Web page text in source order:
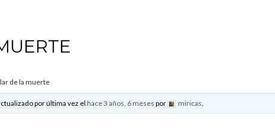
de la muerte
por última vez el hace 3 años, 6 meses por miricas